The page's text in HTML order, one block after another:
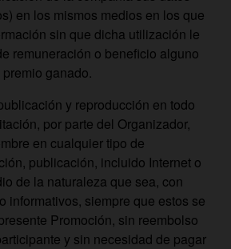
en los mismos medios en los que
sin que dicha utilización le
remuneración o beneficio alguno
ganado.
y reproducción en todo
por parte del Organizador,
en cualquier tipo de
publicación, incluido Internet o
de la naturaleza que sea, con
informativos, siempre que estos se
Promoción, sin reembolso
y sin necesidad de pagar